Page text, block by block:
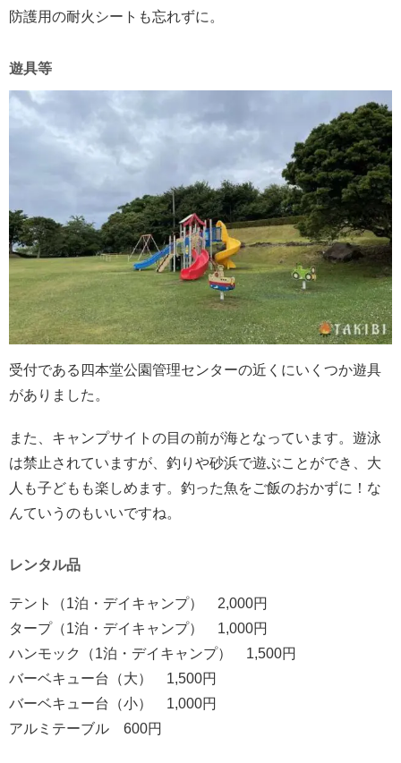
防護用の耐火シートも忘れずに。
遊具等
受付である四本堂公園管理センターの近くにいくつか遊具
がありました。
また、キャンプサイトの目の前が海となっています。遊泳
は禁止されていますが、釣りや砂浜で遊ぶことができ、大
人も子どもも楽しめます。釣った魚をご飯のおかずに！な
んていうのもいいですね。
レンタル品
テント（1泊・デイキャンプ） 2,000円
タープ（1泊・デイキャンプ） 1,000円
ハンモック（1泊・デイキャンプ） 1,500円
バーベキュー台（大） 1,500円
バーベキュー台（小） 1,000円
アルミテーブル 600円